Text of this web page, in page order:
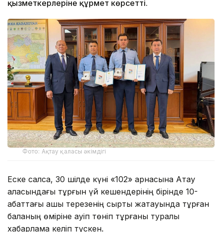
қызметкерлеріне құрмет көрсетті.
Фото: Ақтау қаласы әкімдігі
Еске салсақ, 30 шілде күні «102» арнасына Ақтау
қаласындағы тұрғын үй кешендерінің бірінде 10-
қабаттағы ашық терезенің сыртқы жақтауында тұрған
баланың өміріне қауіп төніп тұрғаны туралы
хабарлама келіп түскен.